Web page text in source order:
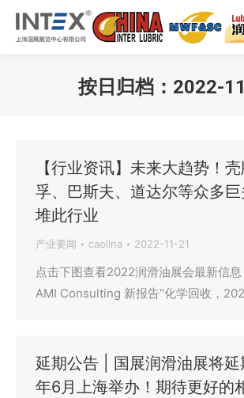
按日归档： 2022-
【行业资讯】未来大趋势！
孚、巴斯夫、道达尔等众多
堆此行业
产业要闻 caolina 2022-11-21
点击下图查看2022润滑油展会最新信
AMI Consulting 新报告“化学回收，
延期公告 | 国展润滑油展将
年6月上海举办！期待更好的